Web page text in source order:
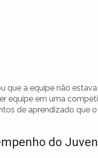
que a equipe não
equipe em uma
de aprendizado que
do